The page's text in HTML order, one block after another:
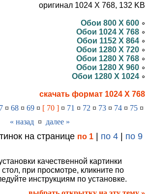
оригинал 1024 X 768, 132 KB
Обои 800 X 600
Обои 1024 X 768
Обои 1152 X 864
Обои 1280 X 720
Обои 1280 X 768
Обои 1280 X 960
Обои 1280 X 1024
скачать формат 1024 X 768
¤ 68¤ 69¤ [ 70 ]¤ 71 ¤ 72 ¤ 73¤ 74¤ 75¤
« назад ¤ далее »
на странице по 1 | по 4 | по 9
качественной картинки
при просмотре, кликните по
инструкциям по установке.